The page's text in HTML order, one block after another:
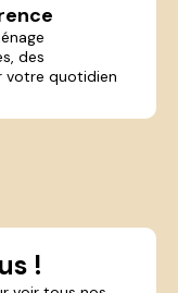
des
votre quotidien
!